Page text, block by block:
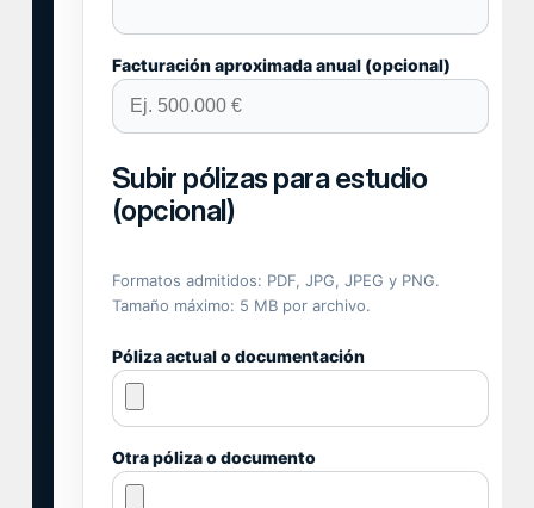
Facturación aproximada anual (opcional)
Subir pólizas para estudio
(opcional)
Formatos admitidos: PDF, JPG, JPEG y PNG.
Tamaño máximo: 5 MB por archivo.
Póliza actual o documentación
Otra póliza o documento